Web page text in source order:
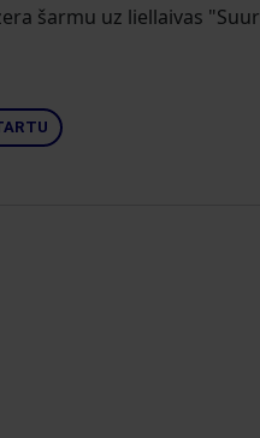
šarmu uz liellaivas "Suur